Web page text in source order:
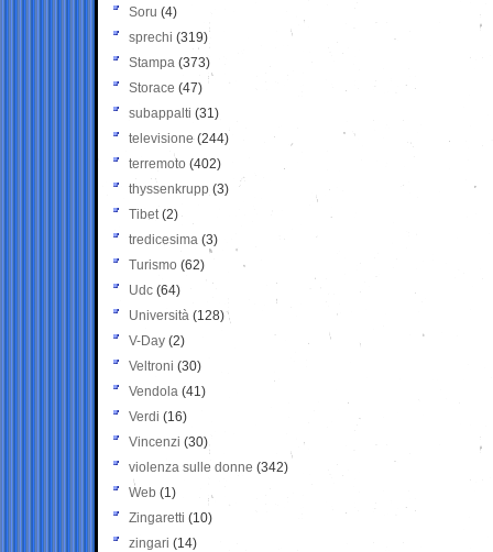
Soru (4)
sprechi (319)
Stampa (373)
Storace (47)
subappalti (31)
televisione(244)
terremoto (402)
thyssenkrupp (3)
Tibet(2)
tredicesima (3)
Turismo (62)
Udc (64)
Università (128)
V-Day (2)
Veltroni (30)
Vendola (41)
Verdi (16)
Vincenzi (30)
violenza sulle donne (342)
Web (1)
Zingaretti (10)
zingari (14)